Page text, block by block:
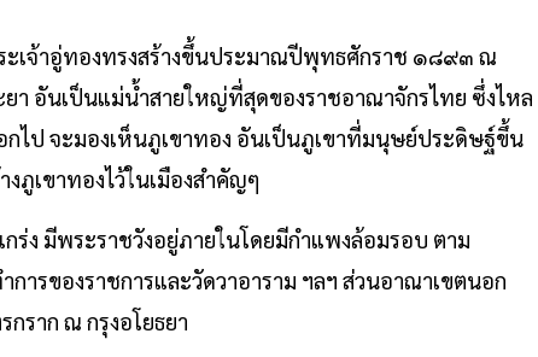
ะเจ้าอู่ทองทรงสร้างขึ้นประมาณปีพุทธศักราช ๑๘๙๓ ณ
า อันเป็นแม่น้ำสายใหญ่ที่สุดของราชอาณาจักรไทย ซึ่งไหล
ไป จะมองเห็นภูเขาทอง อันเป็นภูเขาที่มนุษย์ประดิษฐ์ขึ้น
ภูเขาทองไว้ในเมืองสำคัญๆ
ร่ง มีพระราชวังอยู่ภายในโดยมีกำแพงล้อมรอบ ตาม
ารของราชการและวัดวาอาราม ฯลฯ ส่วนอาณาเขตนอก
ราก ณ กรุงอโยธยา